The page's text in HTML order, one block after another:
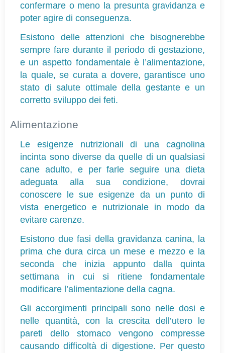
confermare o meno la presunta gravidanza e
poter agire di conseguenza.
Esistono delle attenzioni che bisognerebbe
sempre fare durante il periodo di gestazione,
e un aspetto fondamentale è l’alimentazione,
la quale, se curata a dovere, garantisce uno
stato di salute ottimale della gestante e un
corretto sviluppo dei feti.
Alimentazione
Le esigenze nutrizionali di una cagnolina
incinta sono diverse da quelle di un qualsiasi
cane adulto, e per farle seguire una dieta
adeguata alla sua condizione, dovrai
conoscere le sue esigenze da un punto di
vista energetico e nutrizionale in modo da
evitare carenze.
Esistono due fasi della gravidanza canina, la
prima che dura circa un mese e mezzo e la
seconda che inizia appunto dalla quinta
settimana in cui si ritiene fondamentale
modificare l’alimentazione della cagna.
Gli accorgimenti principali sono nelle dosi e
nelle quantità, con la crescita dell’utero le
pareti dello stomaco vengono compresse
causando difficoltà di digestione. Per questo